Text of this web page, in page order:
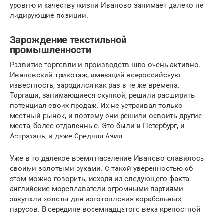
уровню и качеству жизни Иваново занимает далеко не
лидирующие позиции.
Зарождение текстильной
промышленности
Развитие торговли и производств шло очень активно.
Ивановский трикотаж, имеющий всероссийскую
известность, зародился как раз в те же времена.
Торгаши, занимающиеся скупкой, решили расширить
потенциал своих продаж. Их не устраивал только
местный рынок, и поэтому они решили освоить другие
места, более отдаленные. Это были и Петербург, и
Астрахань, и даже Средняя Азия
Уже в то далекое время население Иваново славилось
своими золотыми руками. С такой уверенностью об
этом можно говорить, исходя из следующего факта:
английские мореплаватели огромными партиями
закупали холсты для изготовления корабельных
парусов. В середине восемнадцатого века крепостной